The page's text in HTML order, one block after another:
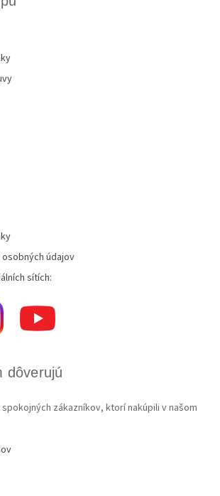
údajov
sítích:
dôverujú
zákazníkov, ktorí nakúpili v našom